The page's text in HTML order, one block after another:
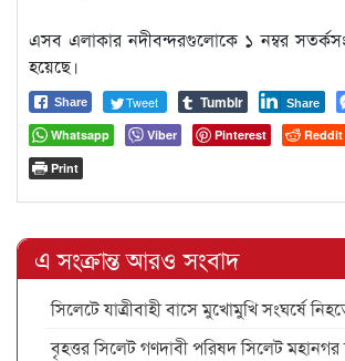
এসব এলাকার নদীবন্দরগুলোকে ১ নম্বর
হয়েছে।
Share Tweet Tumblr Share
Whatsapp
Viber Pinterest Reddit
Print
এ সংক্রান্ত আরও সংবাদ
সিলেটে যাত্রীবাহী বাসে মুখোমুখি সংঘর্ষে
বৃহত্তর সিলেট গণদাবী পরিষদ সিলেট মহানগর